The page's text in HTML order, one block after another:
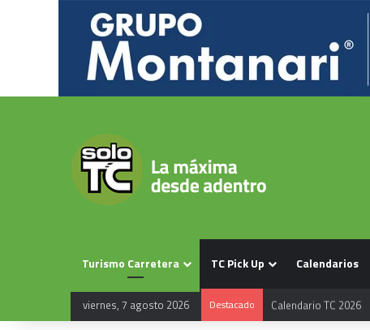
Turismo Carretera TC Pick Up Calendarios
viernes, 7 agosto 2026 Destacado Calendario TC 2026